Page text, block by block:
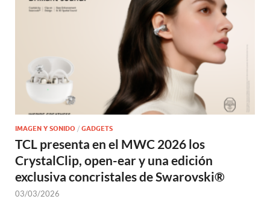
IMAGEN Y SONIDO / GADGETS
TCL presenta en el MWC 2026 los
CrystalClip, open-ear y una edición
exclusiva concristales de Swarovski®
03/03/2026